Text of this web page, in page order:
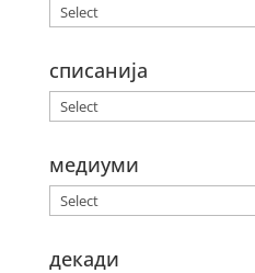
списанија
медиуми
декади